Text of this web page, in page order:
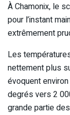
À Chamonix, le
pour l’instant
extrêmement
Les
nettement plus
évoquent
degrés vers 2
grande partie